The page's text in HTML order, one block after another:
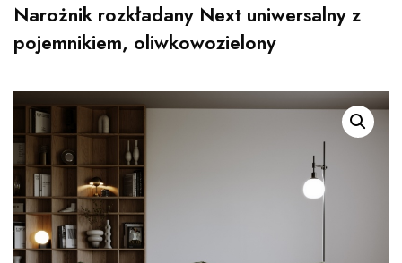
Narożnik rozkładany Next uniwersalny z
pojemnikiem, oliwkowozielony